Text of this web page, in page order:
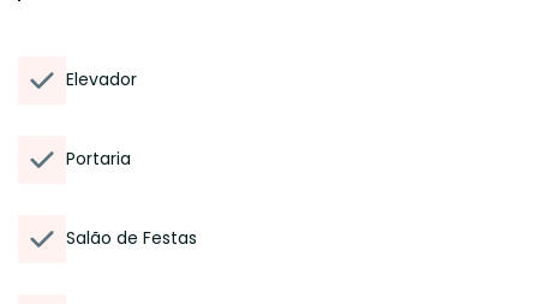
Elevador
Portaria
Salão de Festas